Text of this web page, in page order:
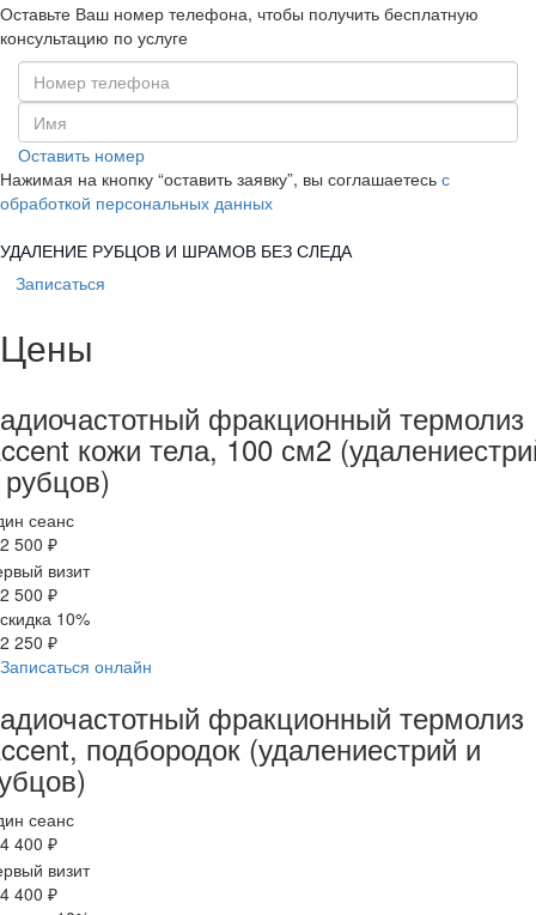
Оставьте Ваш номер телефона, чтобы получить бесплатную
консультацию по услуге
Оставить номер
Нажимая на кнопку “оставить заявку”, вы соглашаетесь с
обработкой персональных данных
УДАЛЕНИЕ РУБЦОВ И ШРАМОВ БЕЗ СЛЕДА
Записаться
Цены
фракционный термолиз
кожи тела, 100 см2
сеанс
2 500 ₽
визит
2 500 ₽
скидка 10%
2 250 ₽
Записаться онлайн
фракционный термолиз
подбородок (удалениестрий и
сеанс
4 400 ₽
визит
4 400 ₽